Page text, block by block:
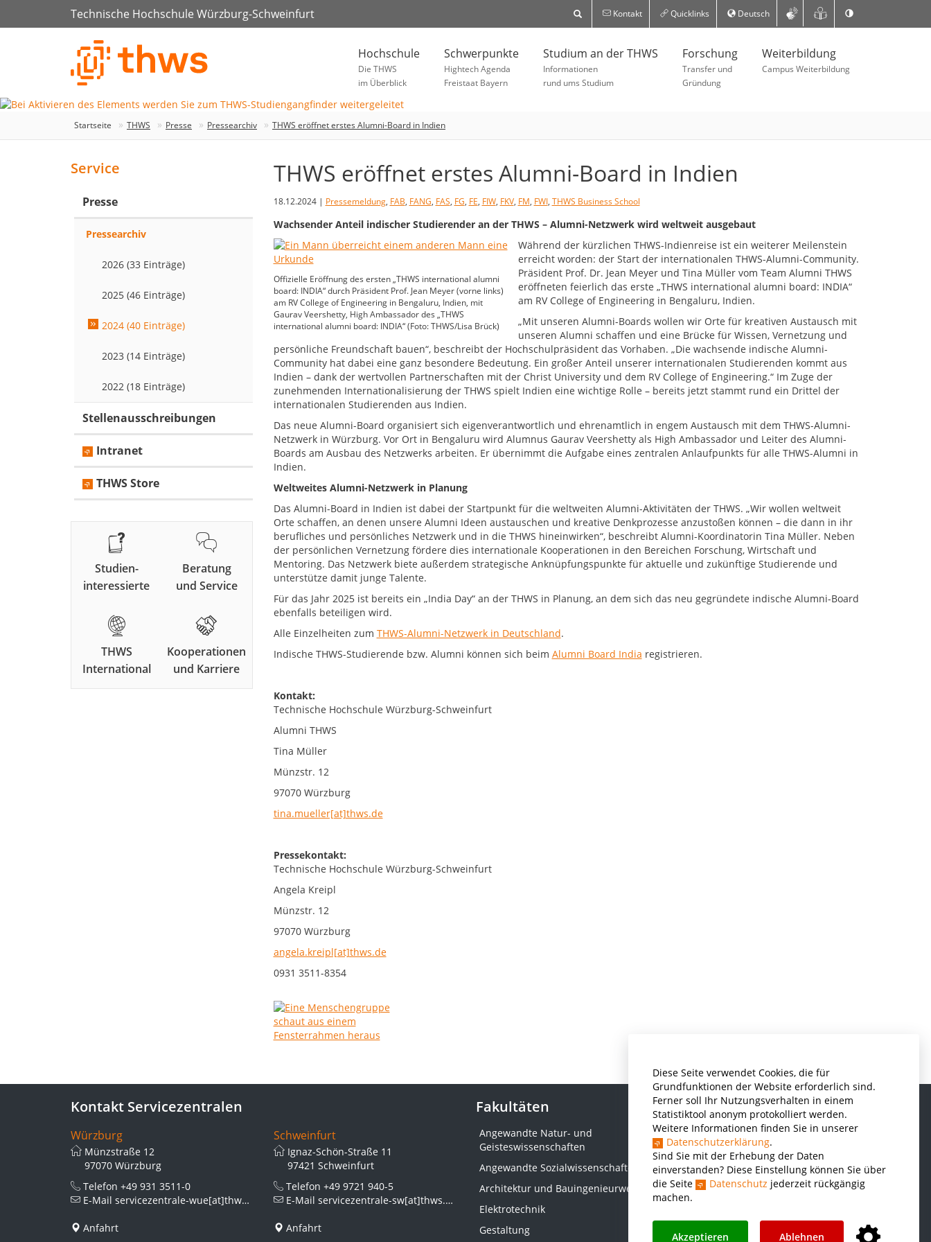
Diese Seite verwendet Cookies, die für
Grundfunktionen der Website erforderlich sind.
Ferner soll Ihr Nutzungsverhalten in einem
Statistiktool anonym protokolliert werden.
Weitere Informationen finden Sie in unserer
Datenschutzerklärung.
Sind Sie mit der Erhebung der Daten
einverstanden? Diese Einstellung können Sie über
die Seite
Datenschutz jederzeit rückgängig
machen.
Akzeptieren Ablehnen
Technische Hochschule Würzburg-Schweinfurt Kontakt Quicklinks Deutsch
Hochschule
Die THWS
im Überblick
Schwerpunkte
Hightech Agenda
Freistaat Bayern
Studium an der THWS
Informationen
rund ums Studium
Forschung
Transfer und
Gründung
Weiterbildung
Campus Weiterbildung
Startseite THWS Presse Pressearchiv THWS eröffnet erstes Alumni-Board in Indien
THWS eröffnet erstes Alumni-Board in Indien
18.12.2024 | Pressemeldung, FAB, FANG, FAS, FG, FE, FIW, FKV, FM, FWI, THWS Business School
Wachsender Anteil indischer Studierender an der THWS – Alumni-Netzwerk wird weltweit ausgebaut
Offizielle Eröffnung des ersten „THWS international alumni
board: INDIA“ durch Präsident Prof. Jean Meyer (vorne links)
am RV College of Engineering in Bengaluru, Indien, mit
Gaurav Veershetty, High Ambassador des „THWS
international alumni board: INDIA“ (Foto: THWS/Lisa Brück)
Während der kürzlichen THWS-Indienreise ist ein weiterer Meilenstein
erreicht worden: der Start der internationalen THWS-Alumni-Community.
Präsident Prof. Dr. Jean Meyer und Tina Müller vom Team Alumni THWS
eröffneten feierlich das erste „THWS international alumni board: INDIA“
am RV College of Engineering in Bengaluru, Indien.
„Mit unseren Alumni-Boards wollen wir Orte für kreativen Austausch mit
unseren Alumni schaffen und eine Brücke für Wissen, Vernetzung und
persönliche Freundschaft bauen“, beschreibt der Hochschulpräsident das Vorhaben. „Die wachsende indische Alumni-
Community hat dabei eine ganz besondere Bedeutung. Ein großer Anteil unserer internationalen Studierenden kommt aus
Indien – dank der wertvollen Partnerschaften mit der Christ University und dem RV College of Engineering.“ Im Zuge der
zunehmenden Internationalisierung der THWS spielt Indien eine wichtige Rolle – bereits jetzt stammt rund ein Drittel der
internationalen Studierenden aus Indien.
Das neue Alumni-Board organisiert sich eigenverantwortlich und ehrenamtlich in engem Austausch mit dem THWS-Alumni-
Netzwerk in Würzburg. Vor Ort in Bengaluru wird Alumnus Gaurav Veershetty als High Ambassador und Leiter des Alumni-
Boards am Ausbau des Netzwerks arbeiten. Er übernimmt die Aufgabe eines zentralen Anlaufpunkts für alle THWS-Alumni in
Indien.
Weltweites Alumni-Netzwerk in Planung
Das Alumni-Board in Indien ist dabei der Startpunkt für die weltweiten Alumni-Aktivitäten der THWS. „Wir wollen weltweit
Orte schaffen, an denen unsere Alumni Ideen austauschen und kreative Denkprozesse anzustoßen können – die dann in ihr
berufliches und persönliches Netzwerk und in die THWS hineinwirken“, beschreibt Alumni-Koordinatorin Tina Müller. Neben
der persönlichen Vernetzung fördere dies internationale Kooperationen in den Bereichen Forschung, Wirtschaft und
Mentoring. Das Netzwerk biete außerdem strategische Anknüpfungspunkte für aktuelle und zukünftige Studierende und
unterstütze damit junge Talente.
Für das Jahr 2025 ist bereits ein „India Day“ an der THWS in Planung, an dem sich das neu gegründete indische Alumni-Board
ebenfalls beteiligen wird.
Alle Einzelheiten zum THWS-Alumni-Netzwerk in Deutschland.
Indische THWS-Studierende bzw. Alumni können sich beim Alumni Board India registrieren.
Kontakt:
Technische Hochschule Würzburg-Schweinfurt
Alumni THWS
Tina Müller
Münzstr. 12
97070 Würzburg
tina.mueller[at]thws.de
Pressekontakt:
Technische Hochschule Würzburg-Schweinfurt
Angela Kreipl
Münzstr. 12
97070 Würzburg
angela.kreipl[at]thws.de
0931 3511-8354
Service
Presse
Pressearchiv
2026 (33 Einträge)
2025 (46 Einträge)
2024 (40 Einträge)
2023 (14 Einträge)
2022 (18 Einträge)
Stellenausschreibungen
Intranet
THWS Store
Studien-
interessierte
Beratung
und Service
THWS
International
Kooperationen
und Karriere
Kontakt Servicezentralen
Würzburg
Münzstraße 12
97070 Würzburg
Telefon +49 931 3511-0
E-Mail servicezentrale-wue[at]thws.de
Anfahrt
Schweinfurt
Ignaz-Schön-Straße 11
97421 Schweinfurt
Telefon +49 9721 940-5
E-Mail servicezentrale-sw[at]thws.de
Anfahrt
Fakultäten
Angewandte Natur- und
Geisteswissenschaften
Angewandte Sozialwissenschaften
Architektur und Bauingenieurwesen
Elektrotechnik
Gestaltung
Informatik und Wirtschaftsinformatik
Kunststofftechnik und Vermessung
Maschinenbau
THWS Business School